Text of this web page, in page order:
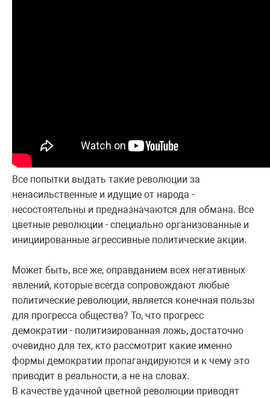
Все попытки выдать такие революции за
ненасильственные и идущие от народа -
несостоятельны и предназначаются для обмана. Все
цветные революции - специально организованные и
инициированные агрессивные политические акции.
Может быть, все же, оправданием всех негативных
явлений, которые всегда сопровождают любые
политические революции, является конечная пользы
для прогресса общества? То, что прогресс
демократии - политизированная ложь, достаточно
очевидно для тех, кто рассмотрит какие именно
формы демократии пропагандируются и к чему это
приводит в реальности, а не на словах.
В качестве удачной цветной революции приводят